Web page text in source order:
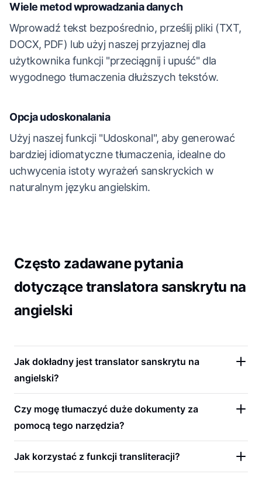
Wiele metod wprowadzania danych
Wprowadź tekst bezpośrednio, prześlij pliki (TXT,
DOCX, PDF) lub użyj naszej przyjaznej dla
użytkownika funkcji "przeciągnij i upuść" dla
wygodnego tłumaczenia dłuższych tekstów.
Opcja udoskonalania
Użyj naszej funkcji "Udoskonal", aby generować
bardziej idiomatyczne tłumaczenia, idealne do
uchwycenia istoty wyrażeń sanskryckich w
naturalnym języku angielskim.
Często zadawane pytania
dotyczące translatora sanskrytu na
angielski
Jak dokładny jest translator sanskrytu na
angielski?
Czy mogę tłumaczyć duże dokumenty za
pomocą tego narzędzia?
Jak korzystać z funkcji transliteracji?